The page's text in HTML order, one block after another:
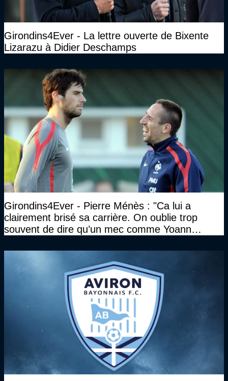
Girondins4Ever - La lettre ouverte de Bixente
Lizarazu à Didier Deschamps
Girondins4Ever - Pierre Ménès : "Ca lui a
clairement brisé sa carrière. On oublie trop
souvent de dire qu’un mec comme Yoann